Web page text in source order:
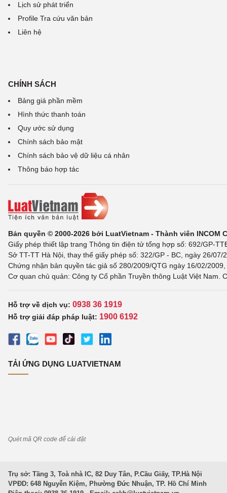
Lịch sử phát triển
Profile Tra cứu văn bản
Liên hệ
CHÍNH SÁCH
Bảng giá phần mềm
Hình thức thanh toán
Quy ước sử dụng
Chính sách bảo mật
Chính sách bảo vệ dữ liệu cá nhân
Thông báo hợp tác
Bản quyền © 2000-2026 bởi LuatVietnam - Thành viên INCOM
Giấy phép thiết lập trang Thông tin điện tử tổng hợp số: 692/GP-
Sở TT-TT Hà Nội, thay thế giấy phép số: 322/GP - BC, ngày 26/
Chứng nhận bản quyền tác giả số 280/2009/QTG ngày 16/02/
Cơ quan chủ quản: Công ty Cổ phần Truyền thông Luật Việt Nam.
Hỗ trợ về dịch vụ: 0938 36 1919
Hỗ trợ giải đáp pháp luật: 1900 6192
TẢI ỨNG DỤNG LUATVIETNAM
Quét mã QR code để cài đặt
Trụ sở: Tầng 3, Toà nhà IC, 82 Duy Tân, P.Cầu Giấy, TP.Hà Nội
VPĐD: 648 Nguyễn Kiệm, Phường Đức Nhuận, TP. Hồ Chí Minh